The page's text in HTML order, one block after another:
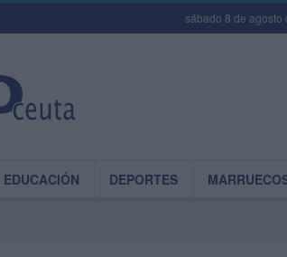
sábado 8 de agosto
EDUCACIÓN DEPORTES